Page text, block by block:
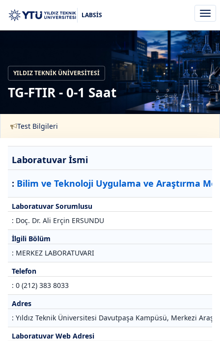
aç/
LABSİS
YILDIZ TEKNIK ÜNIVERSITESI
TG-FTIR - 0-1 Saat
Test Bilgileri
Laboratuvar İsmi
: Bilim ve Teknoloji Uygulama ve Araştırma
Laboratuvar Sorumlusu
: Doç. Dr. Ali Erçin ERSUNDU
İlgili Bölüm
: MERKEZ LABORATUVARI
Telefon
: 0 (212) 383 8033
Adres
: Yıldız Teknik Üniversitesi Davutpaşa Kampüsü, Merkezi
Laboratuvar Web Adresi